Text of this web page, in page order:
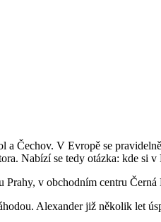
Čechov. V Evropě se
Nabízí se tedy otázka: kde si
v obchodním centru
Alexander již několik let